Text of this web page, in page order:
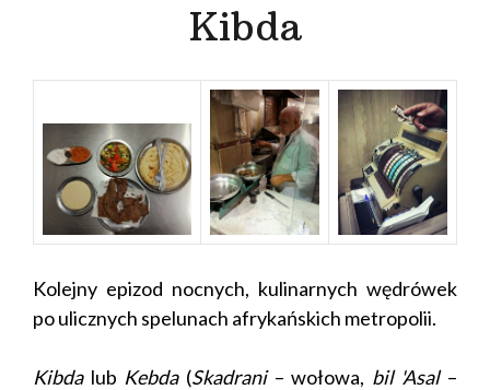
Kibda
Kolejny epizod nocnych, kulinarnych wędrówek
po ulicznych spelunach afrykańskich metropolii.
Kibdalub Kebda(Skadrani– wołowa, bil 'Asal–